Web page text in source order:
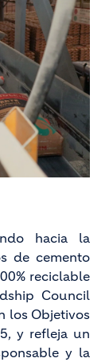
hacia la
de cemento
reciclable
Council
los Objetivos
y refleja un
y la